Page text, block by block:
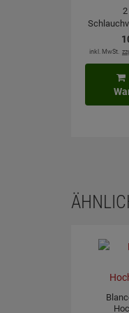
cm mit
inkl. MwSt.